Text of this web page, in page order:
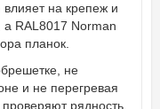
на крепеж и
RAL8017 Norman
планок.
не
и не перегревая
рядность,